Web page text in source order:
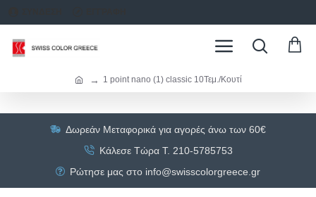
1 point nano (1) classic 10Τεμ./Κουτί
Δωρεάν Μεταφορικά για αγορές άνω των 60€
Κάλεσε Τώρα Τ. 210-5785753
Ρώτησε μας στο info@swisscolorgreece.gr